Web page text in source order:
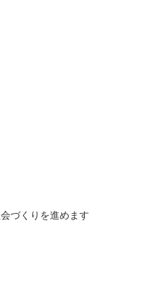
づくりを進めます